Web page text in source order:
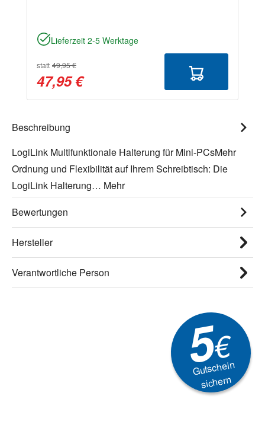
Lieferzeit 2-5 Werktage
statt 49,95 €
47,95 €
Beschreibung
LogiLink Multifunktionale Halterung für Mini-PCsMehr
Ordnung und Flexibilität auf Ihrem Schreibtisch: Die
LogiLink Halterung… Mehr
Bewertungen
Hersteller
Verantwortliche Person
5€
Gutschein
sichern